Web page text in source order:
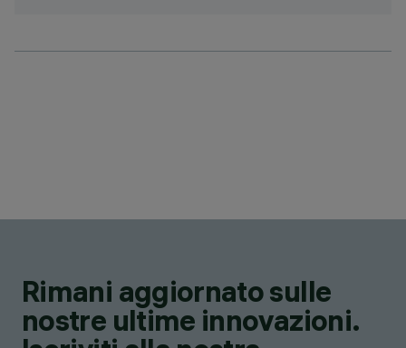
Rimani aggiornato sulle
nostre ultime innovazioni.